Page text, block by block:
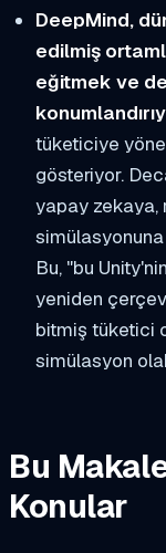
DeepMind,
edilmiş
eğitmek ve
tüketiciye
gösteriyor.
yapay zekaya,
Bu, "bu
yeniden
bitmiş tüketici
simülasyon
Bu
Konular